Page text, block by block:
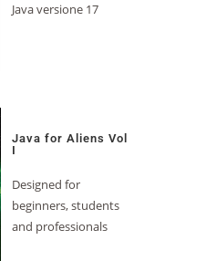
Java versione 17
Java for Aliens Vol
I
Designed for
beginners, students
and professionals